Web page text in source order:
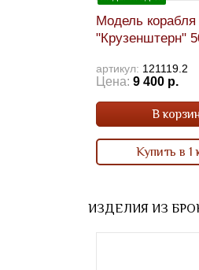
Модель корабля
"Крузенштерн"
артикул: 121119.2
Цена: 9 400 р.
В
Купить в 1
ИЗДЕЛИЯ ИЗ